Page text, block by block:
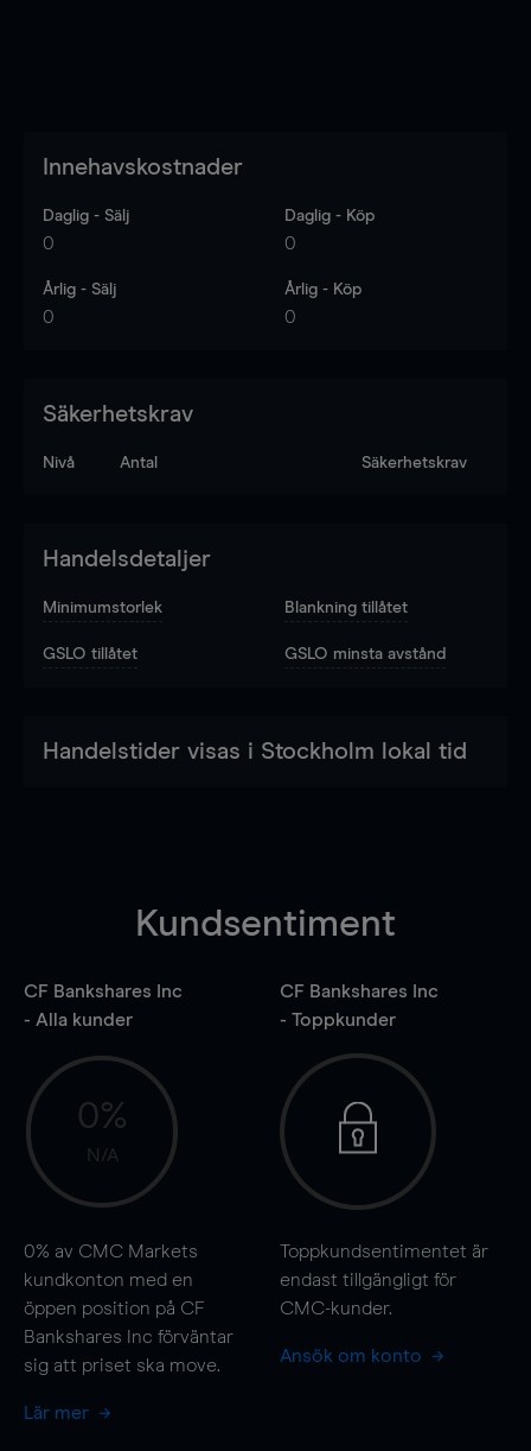
Innehavskostnader
Daglig - Sälj
0
Daglig - Köp
0
Årlig - Sälj
0
Årlig - Köp
0
Säkerhetskrav
Nivå Antal Säkerhetskrav
Handelsdetaljer
Minimumstorlek Blankning tillåtet
GSLO tillåtet GSLO minsta avstånd
Handelstider visas i Stockholm lokal tid
Kundsentiment
CF Bankshares Inc
- Alla kunder
0%
N/A
0% av CMC Markets
kundkonton med en
öppen position på CF
Bankshares Inc förväntar
sig att priset ska move.
Lär mer
CF Bankshares Inc
- Toppkunder
Toppkundsentimentet är
endast tillgängligt för
CMC-kunder.
Ansök om konto